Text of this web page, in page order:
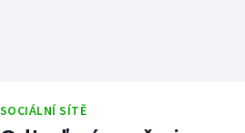
SOCIÁLNÍ SÍTĚ